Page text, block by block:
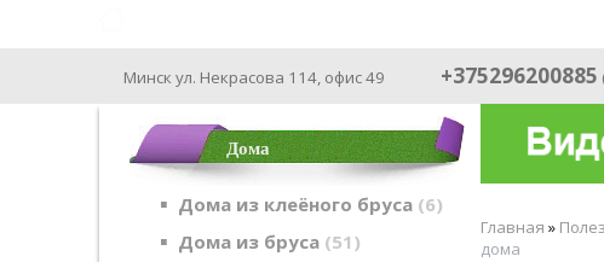
Минск ул. Некрасова 114, офис 49 +375296200885
Дома
Дома из клеёного бруса 6
Дома из бруса 51
Главная »
дома